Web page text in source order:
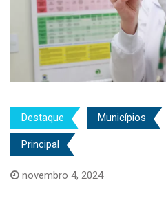
Destaque Municípios
Principal
novembro 4, 2024